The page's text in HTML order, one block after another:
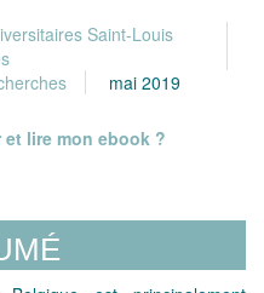
Saint-Louis
mai 2019
et lire mon ebook ?